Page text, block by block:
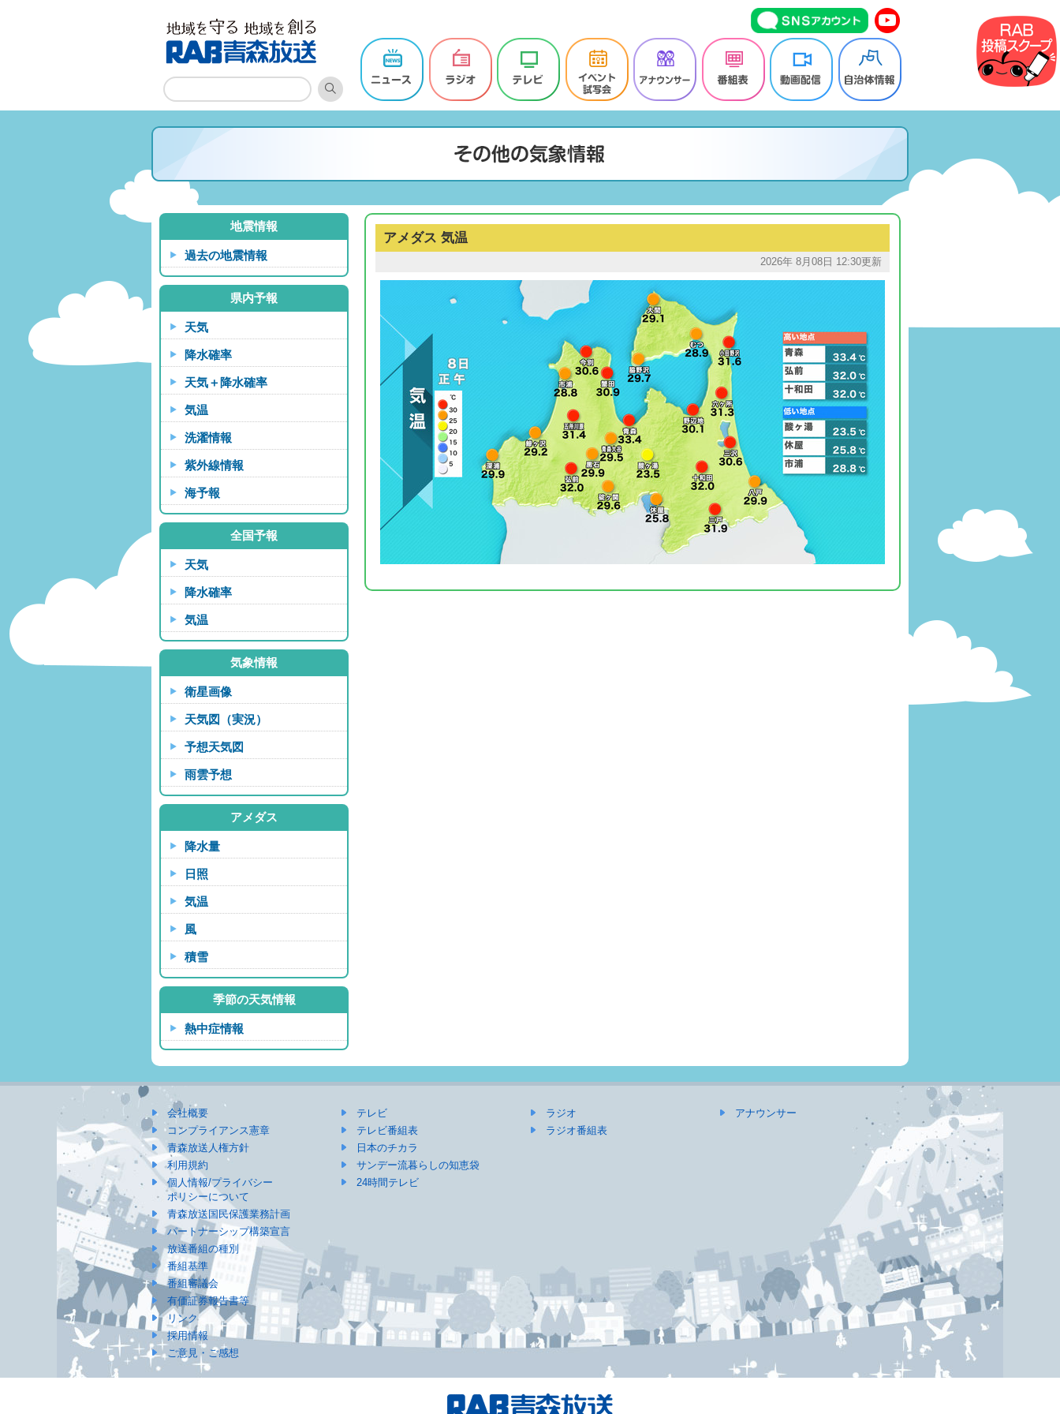
地震情報
過去の地震情報
県内予報
天気
降水確率
天気＋降水確率
気温
洗濯情報
紫外線情報
海予報
全国予報
天気
降水確率
気温
気象情報
衛星画像
天気図（実況）
予想天気図
雨雲予想
アメダス
降水量
日照
気温
風
積雪
季節の天気情報
熱中症情報
アメダス 気温
2026年 8月08日 12:30更新
会社概要
コンプライアンス憲章
青森放送人権方針
利用規約
個人情報/プライバシー
ポリシーについて
青森放送国民保護業務計画
パートナーシップ構築宣言
放送番組の種別
番組基準
番組審議会
有価証券報告書等
リンク
採用情報
ご意見・ご感想
テレビ
テレビ番組表
日本のチカラ
サンデー流暮らしの知恵袋
24時間テレビ
ラジオ
ラジオ番組表
アナウンサー